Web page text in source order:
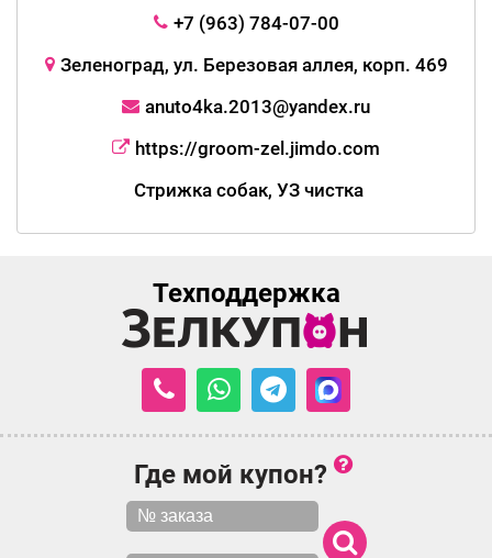
+7 (963) 784-07-00
Зеленоград, ул. Березовая аллея, корп. 469
anuto4ka.2013@yandex.ru
https://groom-zel.jimdo.com
Стрижка собак, УЗ чистка
Техподдержка
Где мой купон?